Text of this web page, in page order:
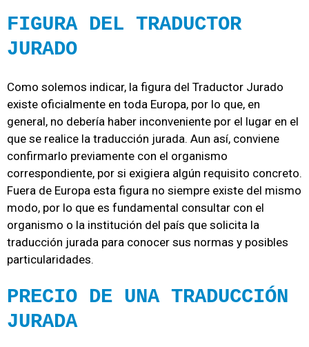
FIGURA DEL TRADUCTOR
JURADO
Como solemos indicar, la figura del Traductor Jurado
existe oficialmente en toda Europa, por lo que, en
general, no debería haber inconveniente por el lugar en el
que se realice la traducción jurada. Aun así, conviene
confirmarlo previamente con el organismo
correspondiente, por si exigiera algún requisito concreto.
Fuera de Europa esta figura no siempre existe del mismo
modo, por lo que es fundamental consultar con el
organismo o la institución del país que solicita la
traducción jurada para conocer sus normas y posibles
particularidades.
PRECIO DE UNA TRADUCCIÓN
JURADA